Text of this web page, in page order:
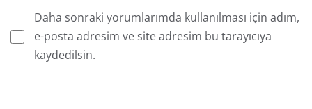
Daha sonraki yorumlarımda kullanılması için adım,
e-posta adresim ve site adresim bu tarayıcıya
kaydedilsin.